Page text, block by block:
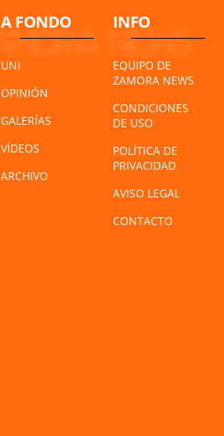
A FONDO
UNI
OPINIÓN
GALERÍAS
VÍDEOS
ARCHIVO
INFO
EQUIPO DE
ZAMORA NEWS
CONDICIONES
DE USO
POLÍTICA DE
PRIVACIDAD
AVISO LEGAL
CONTACTO